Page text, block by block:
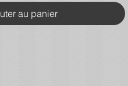
au panier